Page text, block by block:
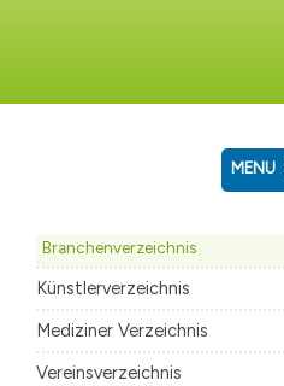
MENU
RATHAUS
FAMILIE &
Branchenverzeichnis
Künstlerverzeichnis
Mediziner Verzeichnis
Vereinsverzeichnis